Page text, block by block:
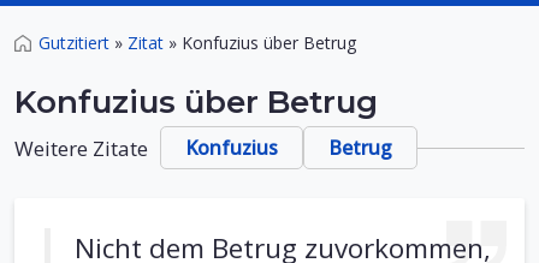
Gutzitiert » Zitat » Konfuzius über Betrug
Konfuzius über Betrug
Weitere Zitate Konfuzius Betrug
Nicht dem Betrug zuvorkommen,